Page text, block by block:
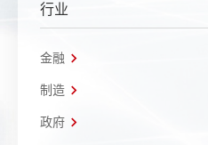
行业
金融
制造
政府